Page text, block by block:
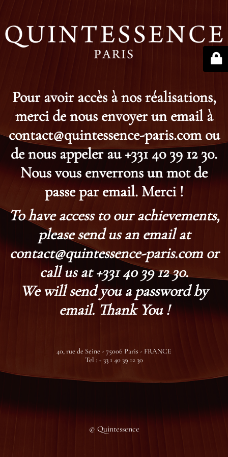
Pour avoir accès à nos réalisations,
merci de nous envoyer un email à
contact@quintessence-paris.com ou
de nous appeler au +331 40 39 12 30.
Nous vous enverrons un mot de
passe par email. Merci !
To have access to our achievements,
please send us an email at
contact@quintessence-paris.com or
call us at +331 40 39 12 30.
We will send you a password by
email. Thank You !
40, rue de Seine - 75006 Paris - FRANCE
Tel : + 33 1 40 39 12 30
© Quintessence